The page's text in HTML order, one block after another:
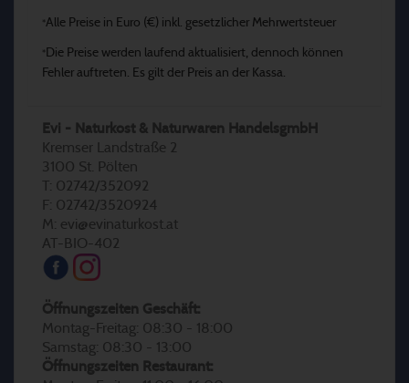
*Alle Preise in Euro (€) inkl. gesetzlicher Mehrwertsteuer
* Die Preise werden laufend aktualisiert, dennoch können
Fehler auftreten. Es gilt der Preis an der Kassa.
Evi - Naturkost & Naturwaren HandelsgmbH
Kremser Landstraße 2
3100 St. Pölten
T: 02742/352092
F: 02742/3520924
M: evi@evinaturkost.at
AT-BIO-402
Öffnungszeiten Geschäft:
Montag-Freitag: 08:30 - 18:00
Samstag: 08:30 - 13:00
Öffnungszeiten Restaurant: